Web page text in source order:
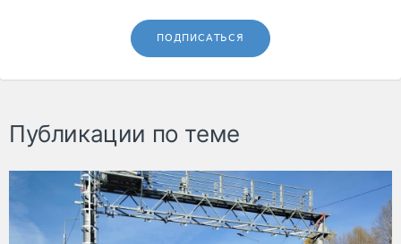
ПОДПИСАТЬСЯ
Публикации по теме